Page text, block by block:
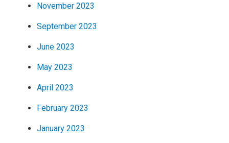
November 2023
September 2023
June 2023
May 2023
April 2023
February 2023
January 2023